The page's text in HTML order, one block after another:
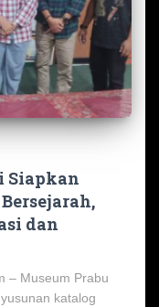
Siapkan
dan
– Museum Prabu
katalog